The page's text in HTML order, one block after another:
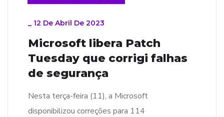
_ 12 De Abril De 2023
Microsoft libera Patch
Tuesday que corrigi falhas
de segurança
Nesta terça-feira (11), a Microsoft
disponibilizou correções para 114